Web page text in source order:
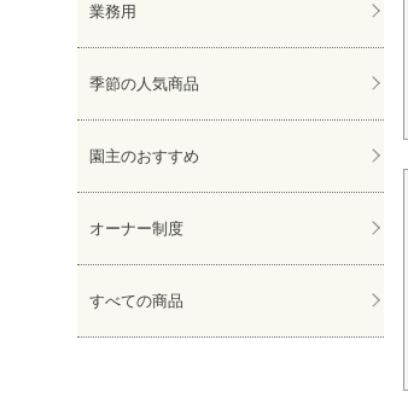
業務用
季節の人気商品
園主のおすすめ
オーナー制度
すべての商品